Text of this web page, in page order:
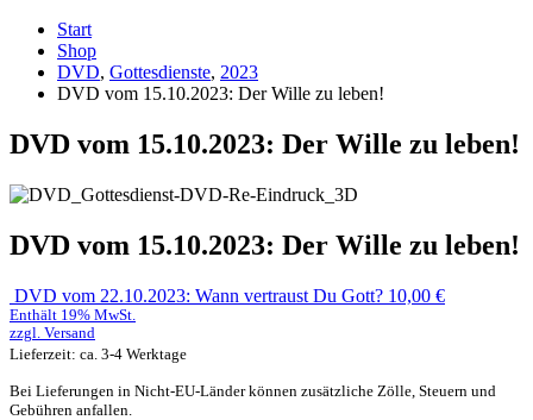
Start
Shop
DVD, Gottesdienste, 2023
DVD vom 15.10.2023: Der Wille zu leben!
DVD vom 15.10.2023: Der Wille zu leben!
DVD vom 15.10.2023: Der Wille zu leben!
DVD vom 22.10.2023: Wann vertraust Du Gott? 10,00 €
Enthält 19% MwSt.
zzgl. Versand
Lieferzeit: ca. 3-4 Werktage
Bei Lieferungen in Nicht-EU-Länder können zusätzliche Zölle, Steuern und
Gebühren anfallen.